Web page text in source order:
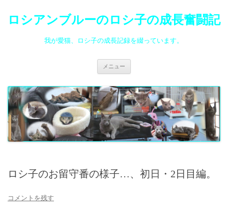
ロシアンブルーのロシ子の成長奮闘記
我が愛猫、ロシ子の成長記録を綴っています。
メニュー
ツ
へ
ス
キ
ッ
プ
ロシ子のお留守番の様子…、初日・2日目編。
コメントを残す